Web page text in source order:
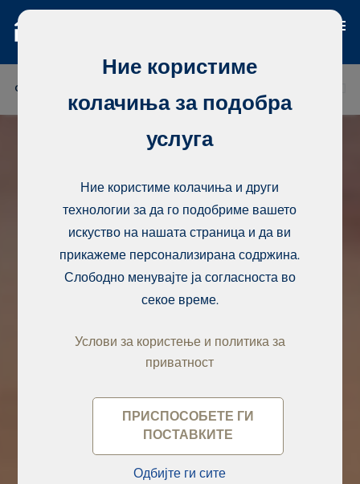
ФИНСКА
Ние користиме
колачиња за подобра
услуга
Ние користиме колачиња и други
технологии за да го подобриме вашето
искуство на нашата страница и да ви
прикажеме персонализирана содржина.
Слободно менувајте ја согласноста во
секое време.
Услови за користење и политика за
приватност
ПРИСПОСОБЕТЕ ГИ
ПОСТАВКИТЕ
Одбијте ги сите